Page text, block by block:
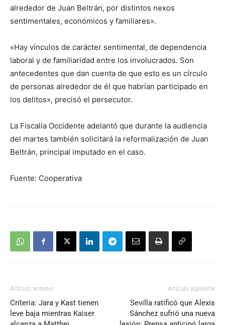
alrededor de Juan Beltrán, por distintos nexos
sentimentales, económicos y familiares».
«Hay vínculos de carácter sentimental, de dependencia
laboral y de familiaridad entre los involucrados. Son
antecedentes que dan cuenta de que esto es un círculo
de personas alrededor de él que habrían participado en
los delitos», precisó el persecutor.
La Fiscalía Occidente adelantó que durante la audiencia
del martes también solicitará la reformalización de Juan
Beltrán, principal imputado en el caso.
Fuente: Cooperativa
Artículo anterior
Criteria: Jara y Kast tienen
leve baja mientras Kaiser
Artículo siguiente
Sevilla ratificó que Alexis
Sánchez sufrió una nueva